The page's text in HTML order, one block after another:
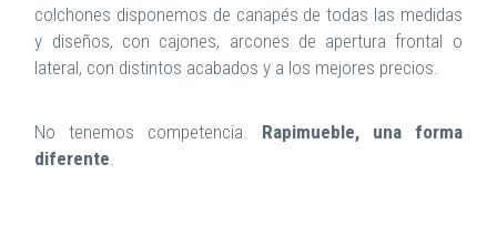
colchones disponemos de canapés de todas las medidas
y diseños, con cajones, arcones de apertura frontal o
lateral, con distintos acabados y a los mejores precios.
No tenemos competencia. Rapimueble, una forma
diferente.